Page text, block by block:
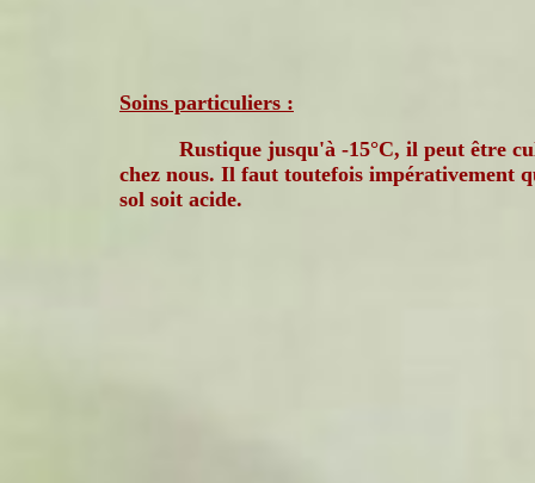
Soins particuliers :
Rustique jusqu'à -15°C, il peut être
chez nous. Il faut toutefois impérativement
sol soit acide.